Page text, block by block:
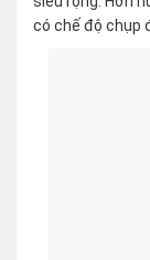
có chế độ chụp